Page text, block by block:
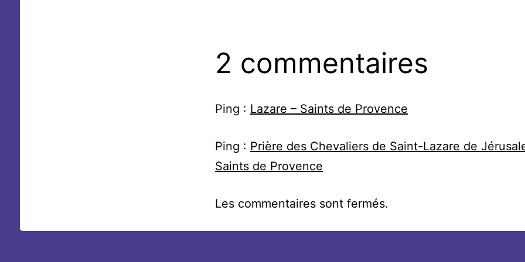
2 commentaires
Ping : Lazare – Saints de Provence
Ping : Prière des Chevaliers de Saint-Lazare de
Saints de Provence
Les commentaires sont fermés.